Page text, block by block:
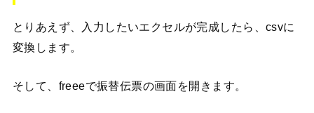
とりあえず、入力したいエクセルが完成したら、csvに
変換します。
そして、freeeで振替伝票の画面を開きます。